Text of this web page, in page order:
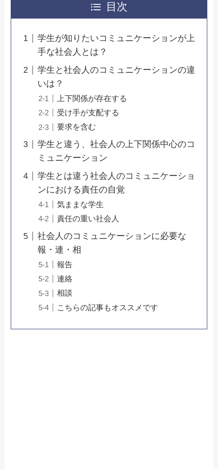
目次
学生が知りたいコミュニケーションが上
手な社会人とは？
学生と社会人のコミュニケーションの違
いは？
上下関係が存在する
受け手が支配する
要求を含む
学生と違う、社会人の上下関係中心のコ
ミュニケーション
学生とは違う社会人のコミュニケーショ
ンにおける責任の自覚
気ままな学生
責任の重い社会人
社会人のコミュニケーションに必要な
報・連・相
報告
連絡
相談
こちらの記事もオススメです